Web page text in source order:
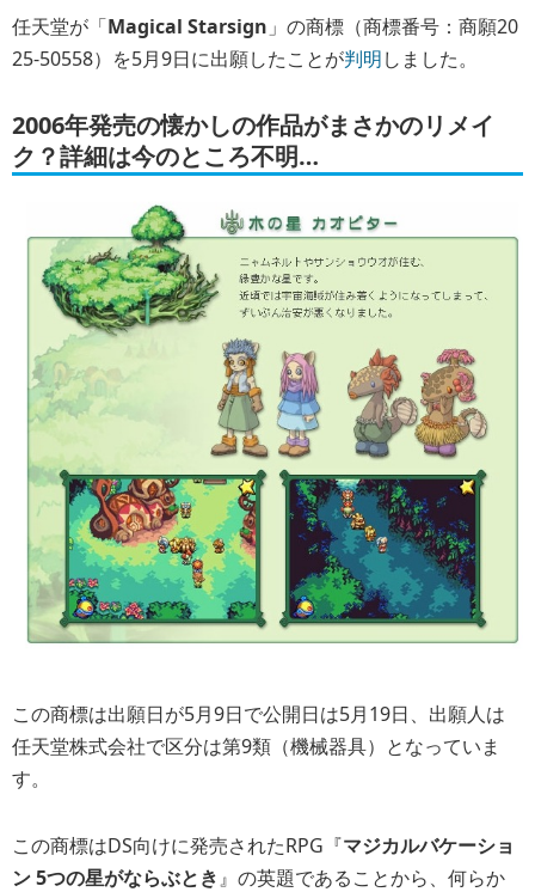
任天堂が「Magical Starsign 」の商標（商標番号：商願20
25-50558）を5月9日に出願したことが判明しました。
2006年発売の懐かしの作品がまさかのリメイ
ク？詳細は今のところ不明…
この商標は出願日が5月9日で公開日は5月19日、出願人は
任天堂株式会社で区分は第9類（機械器具）となっていま
す。
この商標はDS向けに発売されたRPG『マジカルバケーショ
ン 5つの星がならぶとき』の英題であることから、何らか